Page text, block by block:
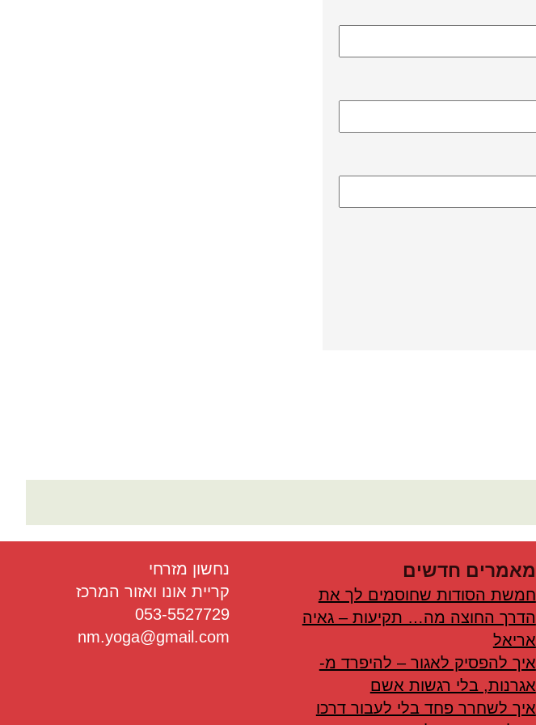
מאמרים חדשים
חמשת הסודות שחוסמים לך את
הדרך החוצה מה… תקיעות – גאיה
אריאל
איך להפסיק לאגור – להיפרד מ-
אגרנות, בלי רגשות אשם
איך לשחרר פחד בלי לעבור דרכו
נחשון מזרחי
קריית אונו ואזור המרכז
053-5527729
nm.yoga@gmail.com